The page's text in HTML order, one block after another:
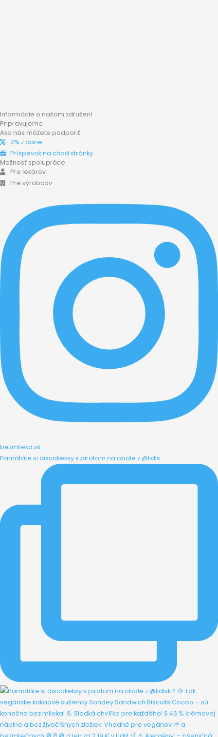
Informácie o našom združení
Pripravujeme
Ako nás môžete podporiť
2% z dane
Príspevok na chod stránky
Možnosť spolupráce
Pre lekárov
Pre výrobcov
bezmlieka.sk
Pamätáte si discokeksy s piratom na obale z @lidls